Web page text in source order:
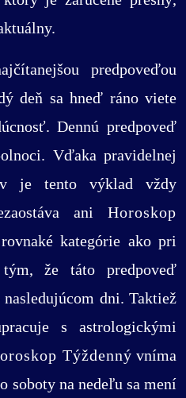
predpoveďou
deň sa hneď ráno viete
Dennú predpoveď
Vďaka pravidelnej
je tento výklad vždy
ani Horoskop
kategórie ako pri
že táto predpoveď
dni. Taktiež
s astrologickými
Týždenný vníma
soboty na nedeľu sa mení